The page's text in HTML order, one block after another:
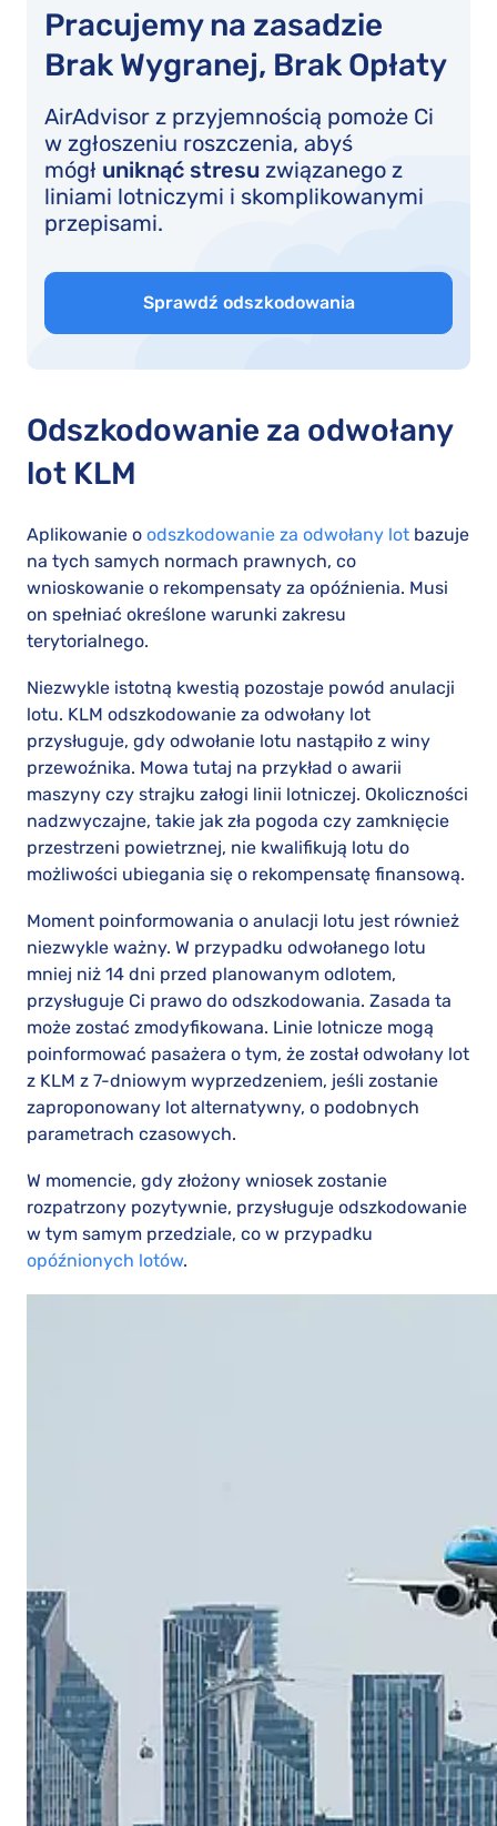
Pracujemy na zasadzie
Brak Wygranej, Brak Opłaty
AirAdvisor z przyjemnością pomoże Ci
w zgłoszeniu roszczenia, abyś
mógł uniknąć stresu związanego z
liniami lotniczymi i skomplikowanymi
przepisami.
Sprawdź odszkodowania
Odszkodowanie za odwołany
lot KLM
Aplikowanie o odszkodowanie za odwołany lot bazuje
na tych samych normach prawnych, co
wnioskowanie o rekompensaty za opóźnienia. Musi
on spełniać określone warunki zakresu
terytorialnego.
Niezwykle istotną kwestią pozostaje powód anulacji
lotu. KLM odszkodowanie za odwołany lot
przysługuje, gdy odwołanie lotu nastąpiło z winy
przewoźnika. Mowa tutaj na przykład o awarii
maszyny czy strajku załogi linii lotniczej. Okoliczności
nadzwyczajne, takie jak zła pogoda czy zamknięcie
przestrzeni powietrznej, nie kwalifikują lotu do
możliwości ubiegania się o rekompensatę finansową.
Moment poinformowania o anulacji lotu jest również
niezwykle ważny. W przypadku odwołanego lotu
mniej niż 14 dni przed planowanym odlotem,
przysługuje Ci prawo do odszkodowania. Zasada ta
może zostać zmodyfikowana. Linie lotnicze mogą
poinformować pasażera o tym, że został odwołany lot
z KLM z 7-dniowym wyprzedzeniem, jeśli zostanie
zaproponowany lot alternatywny, o podobnych
parametrach czasowych.
W momencie, gdy złożony wniosek zostanie
rozpatrzony pozytywnie, przysługuje odszkodowanie
w tym samym przedziale, co w przypadku
opóźnionych lotów.